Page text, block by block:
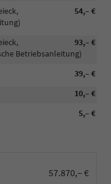
57.870,– €
54,– €
93,– €
Betriebsanleitung)
39,– €
10,– €
5,– €